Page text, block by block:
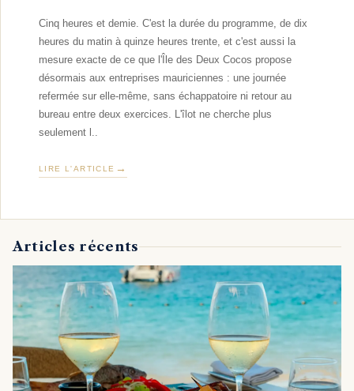
Cinq heures et demie. C'est la durée du programme, de dix
heures du matin à quinze heures trente, et c'est aussi la
mesure exacte de ce que l'Île des Deux Cocos propose
désormais aux entreprises mauriciennes : une journée
refermée sur elle-même, sans échappatoire ni retour au
bureau entre deux exercices. L'îlot ne cherche plus
seulement l..
LIRE L'ARTICLE
Articles récents